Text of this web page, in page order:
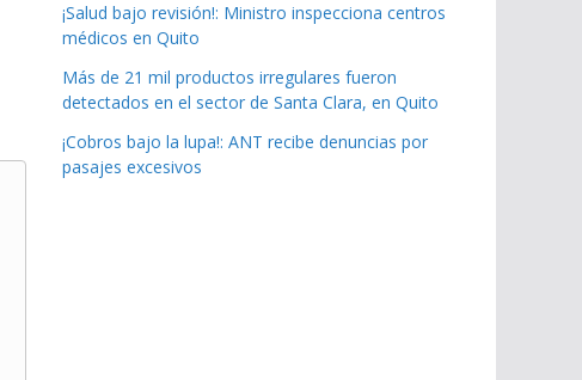
¡Salud bajo revisión!: Ministro inspecciona centros
médicos en Quito
Más de 21 mil productos irregulares fueron
detectados en el sector de Santa Clara, en Quito
¡Cobros bajo la lupa!: ANT recibe denuncias por
pasajes excesivos